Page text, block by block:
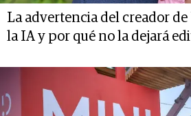
La advertencia del creador
la IA y por qué no la dejará